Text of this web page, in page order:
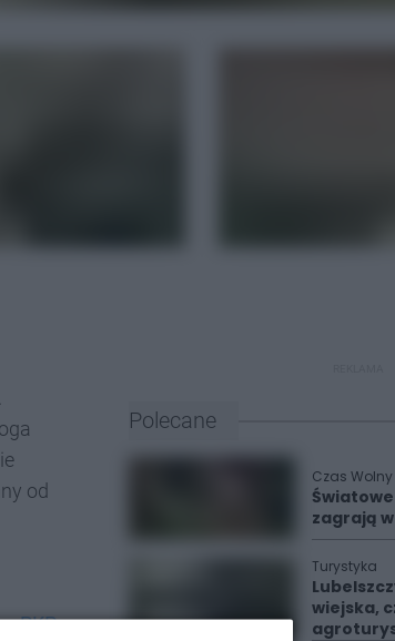
od
PKP
Polecane
Czas Wolny
zagrają
Turystyka
wiejska,